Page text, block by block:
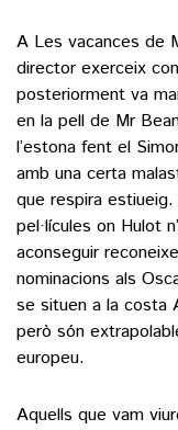
A Les vacances de
director exerceix
posteriorment va
en la pell de Mr
l’estona fent el
amb una certa
que respira
pel·lícules on Hulot
aconseguir
nominacions als
se situen a la costa
però són
europeu.
Aquells que vam